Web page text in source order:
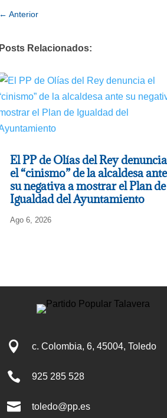
←Anterior
Posts Relacionados:
El PP de Olías del Rey denuncia
el “cinismo” de la alcaldesa ante
su negativa a mostrar el Plan de
Igualdad del Ayuntamiento
Ago 6, 2026
 c. Colombia, 6, 45004, Toledo
 925 285 528
 toledo@pp.es